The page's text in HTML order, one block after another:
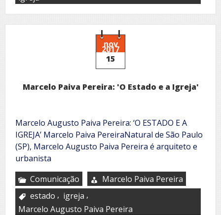
nov
2017
15
Marcelo Paiva Pereira: 'O Estado e a Igreja'
Marcelo Augusto Paiva Pereira: ‘O ESTADO E A
IGREJA’ Marcelo Paiva PereiraNatural de São Paulo
(SP), Marcelo Augusto Paiva Pereira é arquiteto e
urbanista
Comunicação
Marcelo Paiva Pereira
estado , igreja ,
Marcelo Augusto Paiva Pereira